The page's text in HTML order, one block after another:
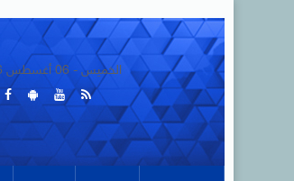
الخميس - 06 أغسطس 2026